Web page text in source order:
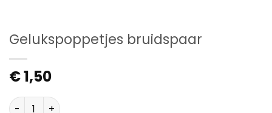
Gelukspoppetjes bruidspaar
€1,50
Gelukspoppetjes bruidspaar aantal